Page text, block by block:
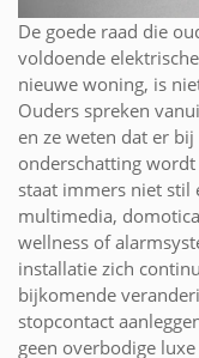
De goede raad die
voldoende
nieuwe woning, is
Ouders spreken
en ze weten dat er
onderschatting
staat immers niet
multimedia,
wellness of
installatie zich
bijkomende
stopcontact
geen overbodige